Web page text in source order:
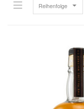
TYPISCH
Ist eine Rückbesinnung
Teeling gründete
mit Cooley schon eine Whiskeybrennerei gegründet. Auch ist der
Bezug zum Irish Whiskey familiär
gründete 1782 bereits
Prohibition bestand
Reihenfolge